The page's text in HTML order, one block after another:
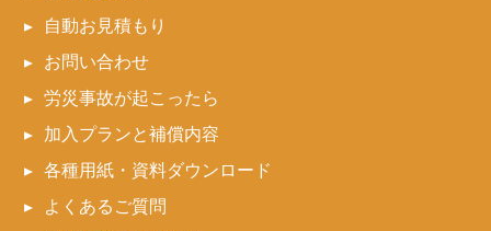
自動お見積もり
お問い合わせ
労災事故が起こったら
加入プランと補償内容
各種用紙・資料ダウンロード
よくあるご質問